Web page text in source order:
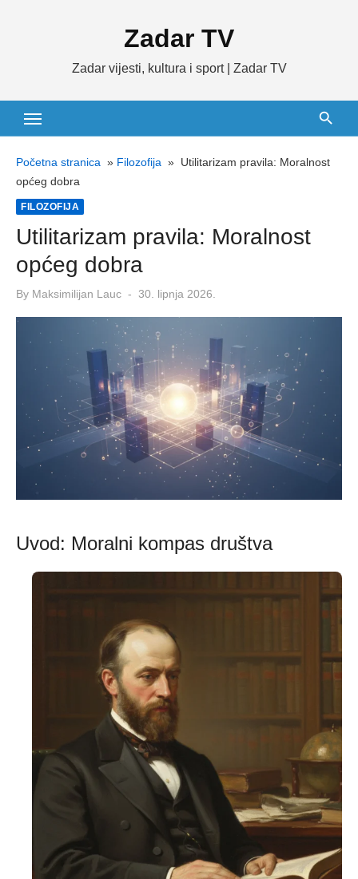
Zadar TV
Zadar vijesti, kultura i sport | Zadar TV
Početna stranica » Filozofija » Utilitarizam pravila: Moralnost
općeg dobra
FILOZOFIJA
Utilitarizam pravila: Moralnost
općeg dobra
By Maksimilijan Lauc
Posted
30. lipnja 2026.
Uvod: Moralni kompas društva